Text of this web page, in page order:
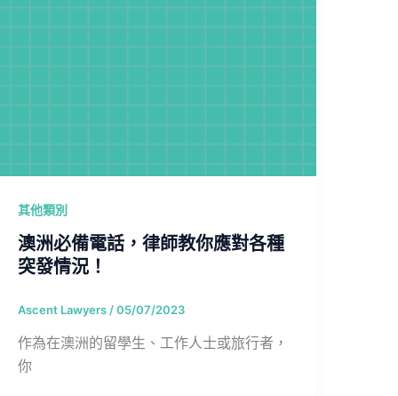
其他類別
澳洲必備電話，律師教你應對各種
突發情況！
Ascent Lawyers /05/07/2023
作為在澳洲的留學生、工作人士或旅行者，
你